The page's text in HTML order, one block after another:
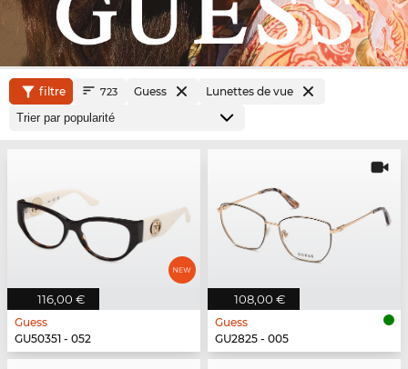
filtre 723 Guess Lunettes de vue
116,00 €
Guess
GU50351 - 052
108,00 €
Guess
GU2825 - 005